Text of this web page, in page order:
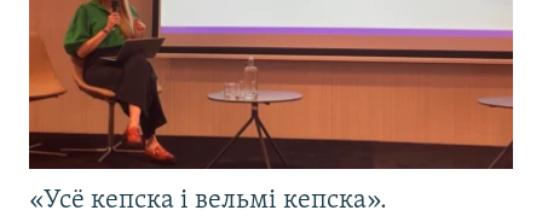
«Усё кепска і вельмі кепска».